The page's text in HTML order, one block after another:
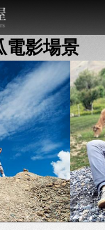
電影場景